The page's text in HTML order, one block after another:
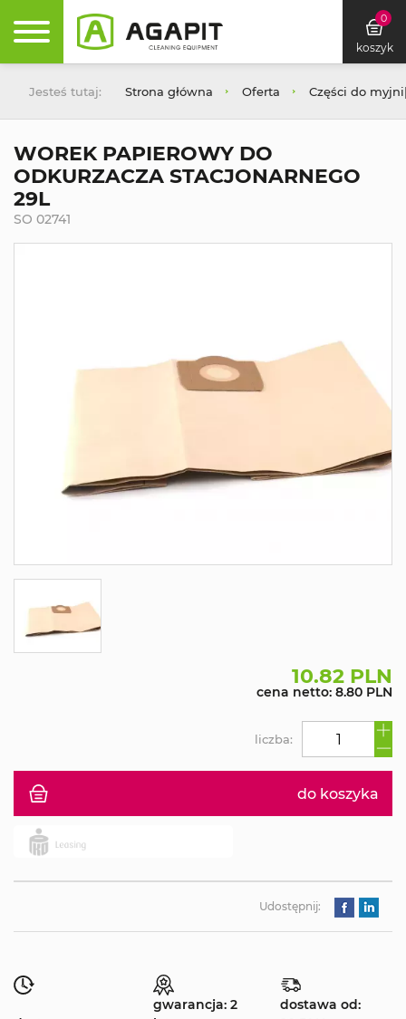
0
koszyk
Jesteś tutaj: Strona główna Oferta Części do
WOREK PAPIEROWY DO
ODKURZACZA STACJONARNEGO
29L
SO 02741
10.82 PLN
cena netto: 8.80 PLN
do koszyka
liczba:
Udostępnij:
gwarancja: 2
dostawa od: